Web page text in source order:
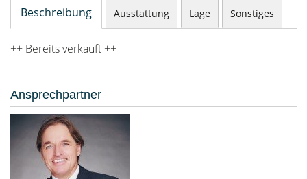
Beschreibung Ausstattung Lage Sonstiges
++ Bereits verkauft ++
Ansprechpartner